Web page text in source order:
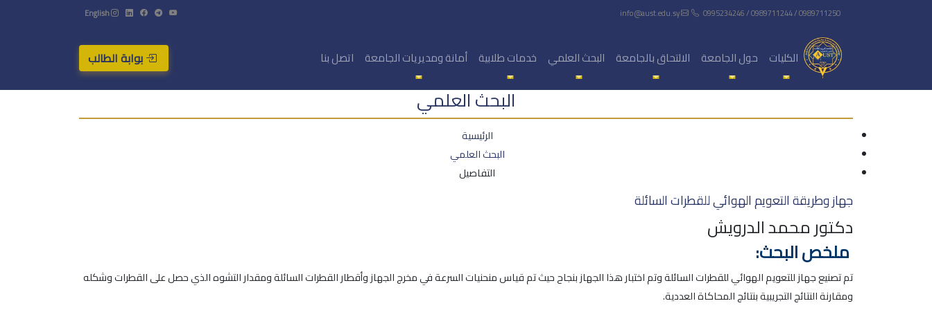
0995234246 / 0989711244 / 0989711250
English
الكليات حول الجامعة الالتحاق بالجامعة البحث العلمي خدمات طلابية أمانة ومديريات الجامعة اتصل بنا بوابة الطالب
البحث العلمي
الرئيسية
البحث العلمي
التفاصيل
جهاز وطريقة التعويم الهوائي للقطرات السائلة
دكتور محمد الدرويش
ملخص البحث:
تم تصنيع جهاز للتعويم الهوائي للقطرات السائلة وتم اختبار هذا الجهاز بنجاح حيث تم قياس منحنيات السرعة في مخرج الجهاز وأقطار القطرات السائلة ومقدار التشوه الذي حصل على القطرات وشكله
ومقارنة النتائج التجريبية بنتائج المحاكاة العددية.